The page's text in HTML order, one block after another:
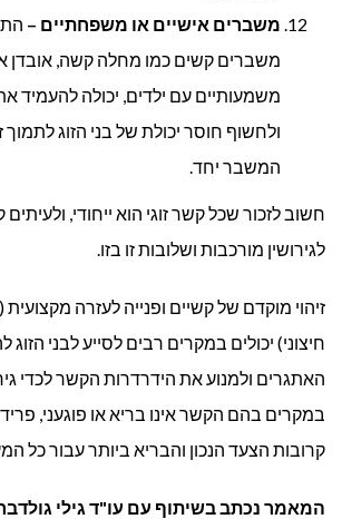
משברים אישיים או משפחתיים –
משברים קשים כמו מחלה קשה, אובדן
משמעותיים עם ילדים, יכולה להעמיד
ולחשוף חוסר יכולת של בני הזוג
המשבר יחד.
חשוב לזכור שכל קשר זוגי הוא ייחודי,
לגירושין מורכבות ושלובות זו בזו.
זיהוי מוקדם של קשיים ופנייה לעזרה מקצועית
חיצוני) יכולים במקרים רבים לסייע לבני
האתגרים ולמנוע את הידרדרות הקשר לכדי
במקרים בהם הקשר אינו בריא או פוגעני,
קרובות הצעד הנכון והבריא ביותר עבור כל
המאמר נכתב בשיתוף עם עו"ד גילי